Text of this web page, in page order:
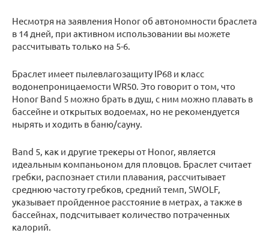
Несмотря на заявления Honor об автономности браслета
в 14 дней, при активном использовании вы можете
рассчитывать только на 5-6.
Браслет имеет пылевлагозащиту IP68 и класс
водонепроницаемости WR50. Это говорит о том, что
Honor Band 5 можно брать в душ, с ним можно плавать в
бассейне и открытых водоемах, но не рекомендуется
нырять и ходить в баню/сауну.
Band 5, как и другие трекеры от Honor, является
идеальным компаньоном для пловцов. Браслет считает
гребки, распознает стили плавания, рассчитывает
среднюю частоту гребков, средний темп, SWOLF,
указывает пройденное расстояние в метрах, а также в
бассейнах, подсчитывает количество потраченных
калорий.